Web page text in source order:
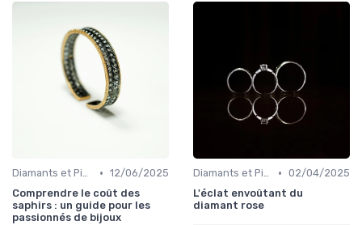
Diamants et Pierres Précieuses • 12/06/2025
Comprendre le coût des
saphirs : un guide pour les
passionnés de bijoux
Diamants et Pierres Précieuses • 02/04/2025
L'éclat envoûtant du
diamant rose